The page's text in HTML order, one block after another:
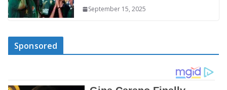
September 15, 2025
Sponsored